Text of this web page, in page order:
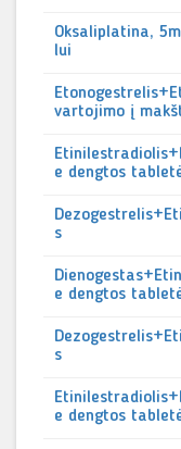
Oksaliplatina,
lui
vartojimo į
e dengtos
s
e dengtos
s
e dengtos